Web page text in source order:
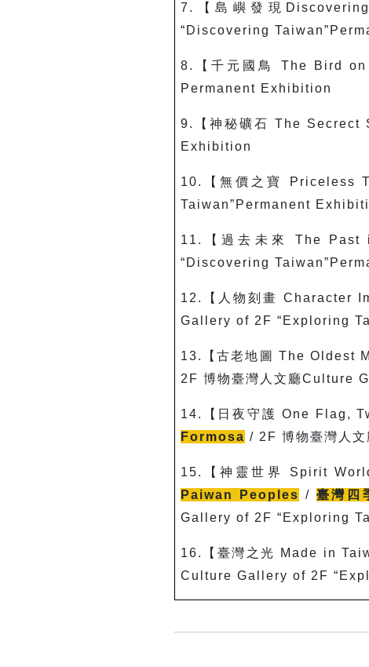
7. 【島嶼發現
“Discovering
8. 【千元國鳥 The Bird on
Permanent Exhibition
9. 【神秘礦石The Secrect
Exhibition
10. 【無價之寶 Priceless
Taiwan”Permanent
11. 【過去未來 The Past
“Discovering
12. 【人物刻畫Character
Gallery of 2F “Exploring
13. 【古老地圖 The Oldest
2F 博物臺灣人文廳Culture
14. 【日夜守護 One Flag,
Formosa / 2F 博物臺灣人
15. 【神靈世界 Spirit
Paiwan Peoples / 臺灣四
Gallery of 2F “Exploring
16. 【臺灣之光 Made in
Culture Gallery of 2F